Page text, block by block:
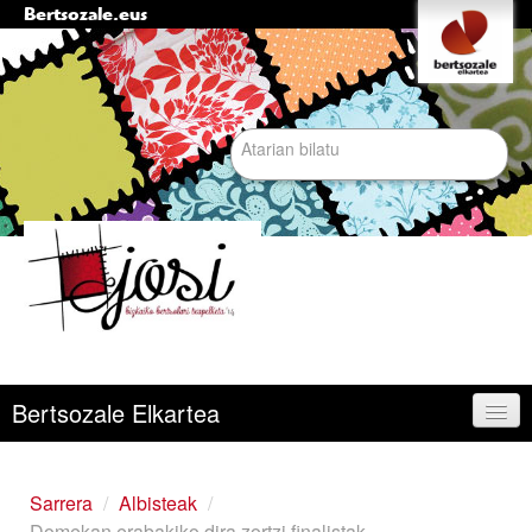
Bertsozale.eus
Edukira
salto
nabigazioara
Tresna
pertsonalak
Bilatu atarian
Bilaketa
aurreratua…
Bertsozale Elkartea
Sarrera / Albisteak /